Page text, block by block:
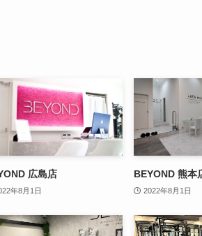
広島店
年8月1日
BEYOND 熊本
2022年8月1日